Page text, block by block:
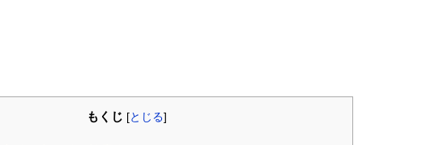
もくじ [とじる]